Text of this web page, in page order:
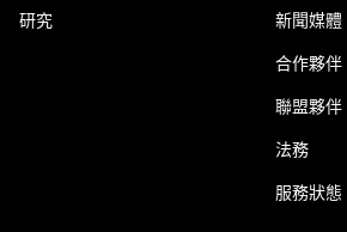
研究 新聞媒體
合作夥伴
聯盟夥伴
法務
服務狀態